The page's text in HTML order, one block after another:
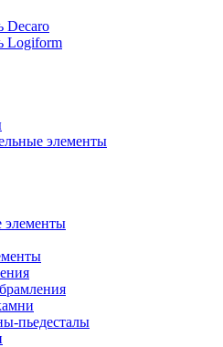
Decaro
Logiform
элементы
элементы
пьедесталы